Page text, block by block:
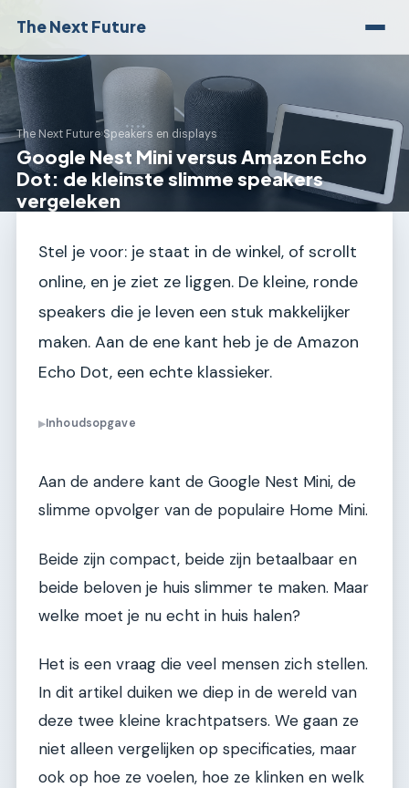
The Next Future
The Next Future›Speakers en displays
Google Nest Mini versus Amazon Echo
Dot: de kleinste slimme speakers
vergeleken
Stel je voor: je staat in de winkel, of scrollt
online, en je ziet ze liggen. De kleine, ronde
speakers die je leven een stuk makkelijker
maken. Aan de ene kant heb je de Amazon
Echo Dot, een echte klassieker.
▶Inhoudsopgave
Aan de andere kant de Google Nest Mini, de
slimme opvolger van de populaire Home Mini.
Beide zijn compact, beide zijn betaalbaar en
beide beloven je huis slimmer te maken. Maar
welke moet je nu echt in huis halen?
Het is een vraag die veel mensen zich stellen.
In dit artikel duiken we diep in de wereld van
deze twee kleine krachtpatsers. We gaan ze
niet alleen vergelijken op specificaties, maar
ook op hoe ze voelen, hoe ze klinken en welk